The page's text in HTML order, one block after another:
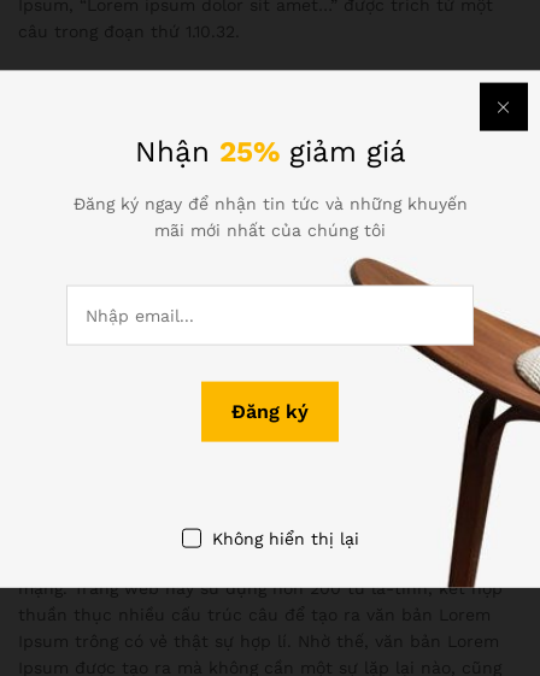
Trích đoạn chuẩn của Lorem Ipsum được sử dụng từ thế kỉ
thứ 16 và được tái bản sau đó cho những người quan tâm
đến nó. Đoạn 1.10.32 và 1.10.33 trong cuốn “De Finibus
Bonorum et Malorum” của Cicero cũng được tái bản lại theo
đúng cấu trúc gốc, kèm theo phiên bản tiếng Anh được
dịch bởi H. Rackham vào năm 1914.
Làm thế nào để có nó?
Có rất nhiều biến thể của Lorem Ipsum mà bạn có thể tìm
thấy, nhưng đa số được biến đổi bằng cách thêm các yếu tố
hài hước, các từ ngẫu nhiên có khi không có vẻ gì là có ý
nghĩa. Nếu bạn định sử dụng một đoạn Lorem Ipsum, bạn
nên kiểm tra kĩ để chắn chắn là không có gì nhạy cảm được
giấu ở giữa đoạn văn bản. Tất cả các công cụ sản xuất văn
bản mẫu Lorem Ipsum đều được làm theo cách lặp đi lặp
lại các đoạn chữ cho tới đủ thì thôi, khiến cho lipsum.com
trở thành công cụ sản xuất Lorem Ipsum đáng giá nhất trên
mạng. Trang web này sử dụng hơn 200 từ la-tinh, kết hợp
Nhận 25% giảm giá
Đăng ký ngay để nhận tin tức và những khuyến
mãi mới nhất của chúng tôi
Không hiển thị lại